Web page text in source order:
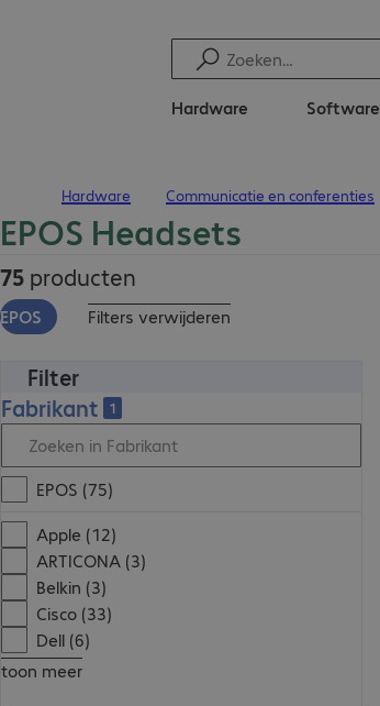
Hardware Software
Hardware Communicatie en conferenties
EPOS Headsets
75 producten
EPOS Filters verwijderen
Filter
Fabrikant
1
EPOS (75)
Apple (12)
ARTICONA (3)
Belkin (3)
Cisco (33)
Dell (6)
toon meer